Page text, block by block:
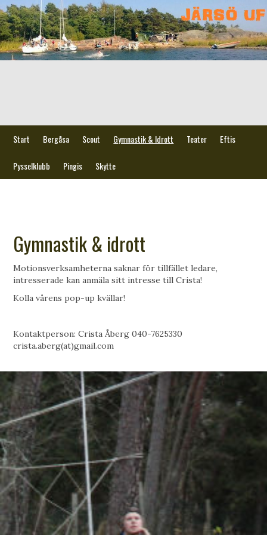
Start Bergåsa Scout Gymnastik & Idrott Teater Eftis
Pysselklubb Pingis Skytte
Gymnastik & idrott
Motionsverksamheterna saknar för tillfället ledare,
intresserade kan anmäla sitt intresse till Crista!
Kolla vårens pop-up kvällar!
Kontaktperson: Crista Åberg 040-7625330
crista.aberg(at)gmail.com